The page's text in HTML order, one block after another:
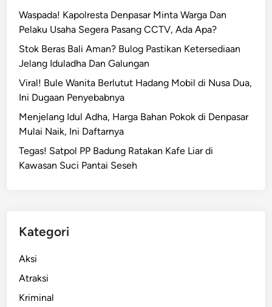
B
P
D
B
a
l
i
e
s
m
i
u
k
u
Waspada! Kapolresta Denpasar Minta Warga Dan
Pelaku Usaha Segera Pasang CCTV, Ada Apa?
Stok Beras Bali Aman? Bulog Pastikan Ketersediaan
Jelang Iduladha Dan Galungan
Viral! Bule Wanita Berlutut Hadang Mobil di Nusa Dua,
Ini Dugaan Penyebabnya
Menjelang Idul Adha, Harga Bahan Pokok di Denpasar
Mulai Naik, Ini Daftarnya
Tegas! Satpol PP Badung Ratakan Kafe Liar di
Kawasan Suci Pantai Seseh
Kategori
Aksi
Atraksi
Kriminal